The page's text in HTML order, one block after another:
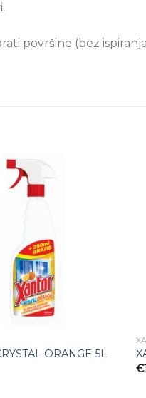
površine (bez
ORANGE 5L
€